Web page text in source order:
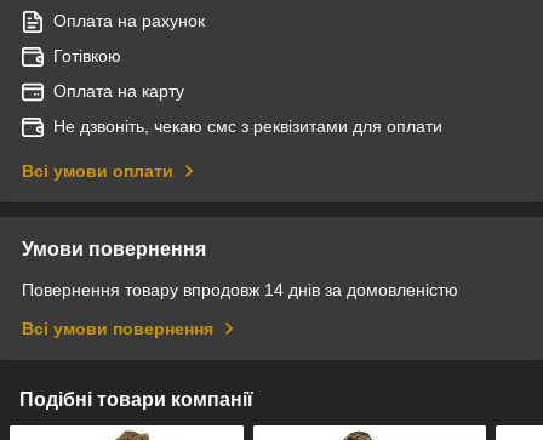
Оплата на рахунок
Готівкою
Оплата на карту
Не дзвоніть, чекаю смс з реквізитами для оплати
Всі умови оплати
Умови повернення
Повернення товару впродовж 14 днів за домовленістю
Всі умови повернення
Подібні товари компанії